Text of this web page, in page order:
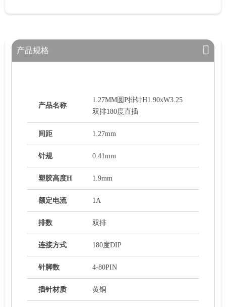
产品规格
产品名称
1.27MM圆P排针H1.90xW3.25
双排180度直插
间距 1.27mm
针规 0.41mm
塑胶高度H 1.9mm
额定电流 1A
排数 双排
连接方式 180度DIP
针脚数 4-80PIN
插针材质 黄铜